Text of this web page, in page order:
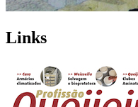
Links